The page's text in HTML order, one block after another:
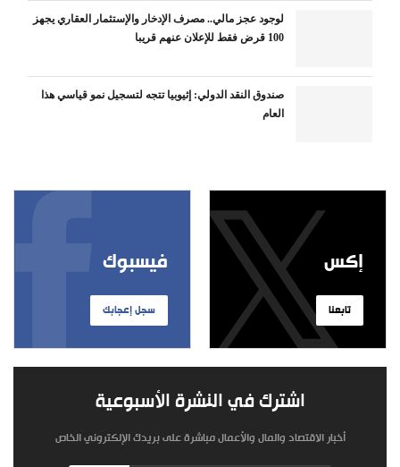
لوجود عجز مالي.. مصرف الإدخار والإستثمار العقاري يجهز
100 قرض فقط للإعلان عنهم قريبا
صندوق النقد الدولي: إثيوبيا تتجه لتسجيل نمو قياسي هذا
العام
فيسبوك
سجل إعجابك
إكس
تابعنا
اشترك في النشرة الأسبوعية
أخبار الاقتصاد والمال والأعمال مباشرة على بريدك الإلكتروني الخاص